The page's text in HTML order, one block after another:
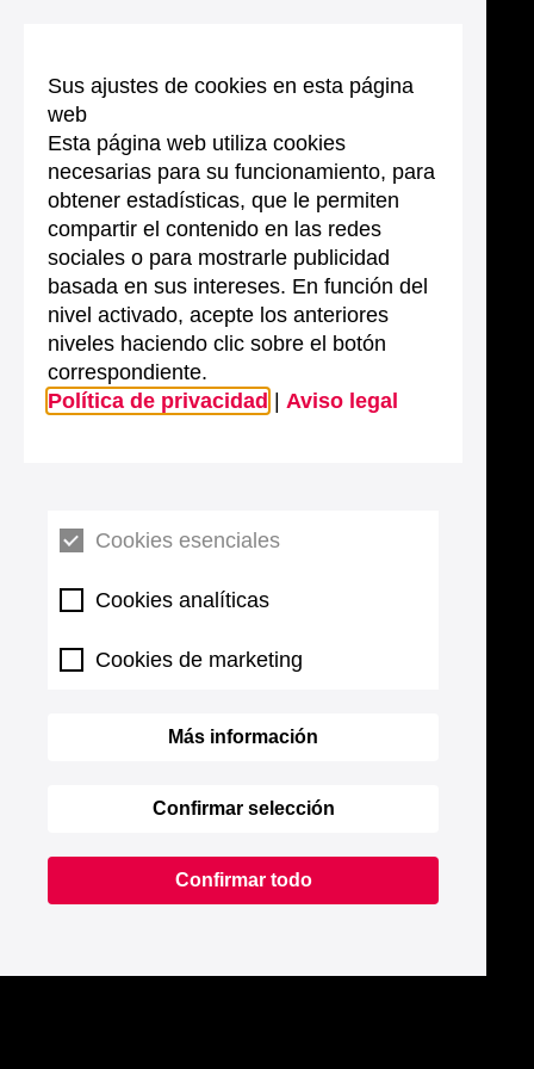
Sus ajustes de cookies en esta página
web
Esta página web utiliza cookies
necesarias para su funcionamiento, para
obtener estadísticas, que le permiten
compartir el contenido en las redes
sociales o para mostrarle publicidad
basada en sus intereses. En función del
nivel activado, acepte los anteriores
niveles haciendo clic sobre el botón
correspondiente.
Política de privacidad
Aviso legal
Cookies esenciales
Cookies analíticas
Cookies de marketing
Más información
Confirmar selección
Confirmar todo